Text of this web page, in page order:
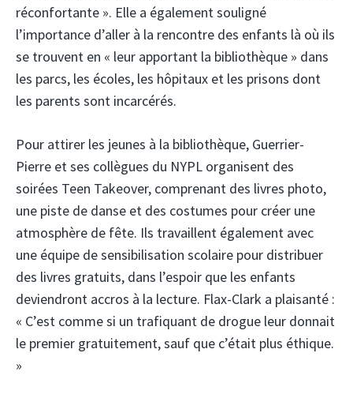
réconfortante ». Elle a également souligné
l’importance d’aller à la rencontre des enfants là où ils
se trouvent en « leur apportant la bibliothèque » dans
les parcs, les écoles, les hôpitaux et les prisons dont
les parents sont incarcérés.
Pour attirer les jeunes à la bibliothèque, Guerrier-
Pierre et ses collègues du NYPL organisent des
soirées Teen Takeover, comprenant des livres photo,
une piste de danse et des costumes pour créer une
atmosphère de fête. Ils travaillent également avec
une équipe de sensibilisation scolaire pour distribuer
des livres gratuits, dans l’espoir que les enfants
deviendront accros à la lecture. Flax-Clark a plaisanté :
« C’est comme si un trafiquant de drogue leur donnait
le premier gratuitement, sauf que c’était plus éthique.
»